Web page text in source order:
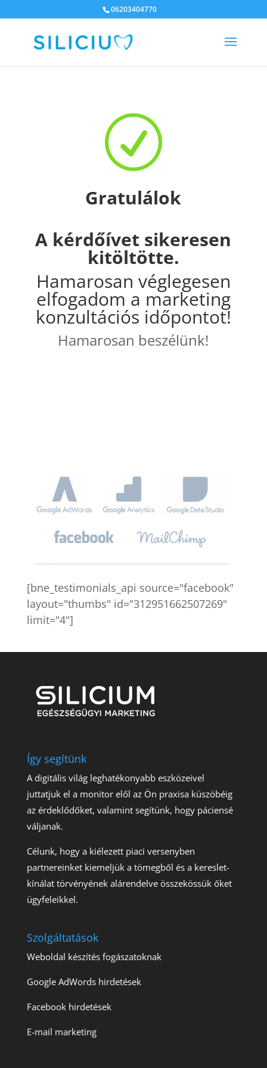
06203404770
R
Gratulálok
A kérdőívet sikeresen
kitöltötte.
Hamarosan véglegesen
elfogadom a marketing
konzultációs időpontot!
Hamarosan beszélünk!
[bne_testimonials_api source="facebook"
layout="thumbs" id="312951662507269"
limit="4"]
Így segítünk
A digitális világ leghatékonyabb eszközeivel
juttatjuk el a monitor elől az Ön praxisa küszöbéig
az érdeklődőket, valamint segítünk, hogy páciensé
váljanak.
Célunk, hogy a kiélezett piaci versenyben
partnereinket kiemeljük a tömegből és a kereslet-
kínálat törvényének alárendelve összekössük őket
ügyfeleikkel.
Szolgáltatások
Weboldal készítés fogászatoknak
Google AdWords hirdetések
Facebook hirdetések
E-mail marketing